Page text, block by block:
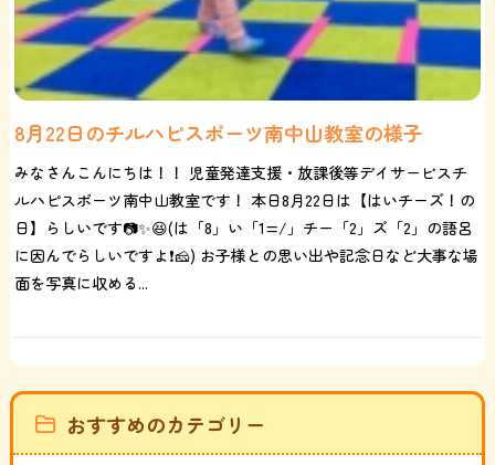
8月22日のチルハピスポーツ南中山教室の様子
みなさんこんにちは！！ 児童発達支援・放課後等デイサービスチ
ルハピスポーツ南中山教室です！ 本日8月22日は【はいチーズ！の
日】らしいです📷✨😆(は「8」い「1=/」チー「2」ズ「2」の語呂
に因んでらしいですよ❗️🧀) お子様との思い出や記念日など大事な場
面を写真に収める...
おすすめのカテゴリー